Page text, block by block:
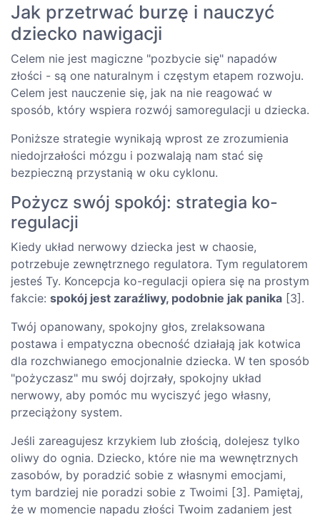
Jak przetrwać burzę i nauczyć
dziecko nawigacji
Celem nie jest magiczne "pozbycie się" napadów
złości - są one naturalnym i częstym etapem rozwoju.
Celem jest nauczenie się, jak na nie reagować w
sposób, który wspiera rozwój samoregulacji u dziecka.
Poniższe strategie wynikają wprost ze zrozumienia
niedojrzałości mózgu i pozwalają nam stać się
bezpieczną przystanią w oku cyklonu.
Pożycz swój spokój: strategia ko-
regulacji
Kiedy układ nerwowy dziecka jest w chaosie,
potrzebuje zewnętrznego regulatora. Tym regulatorem
jesteś Ty. Koncepcja ko-regulacji opiera się na prostym
fakcie: spokój jest zaraźliwy, podobnie jak panika [3].
Twój opanowany, spokojny głos, zrelaksowana
postawa i empatyczna obecność działają jak kotwica
dla rozchwianego emocjonalnie dziecka. W ten sposób
"pożyczasz" mu swój dojrzały, spokojny układ
nerwowy, aby pomóc mu wyciszyć jego własny,
przeciążony system.
Jeśli zareagujesz krzykiem lub złością, dolejesz tylko
oliwy do ognia. Dziecko, które nie ma wewnętrznych
zasobów, by poradzić sobie z własnymi emocjami,
tym bardziej nie poradzi sobie z Twoimi [3]. Pamiętaj,
że w momencie napadu złości Twoim zadaniem jest